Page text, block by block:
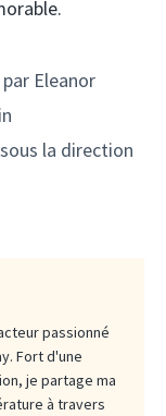
Eleanor
la direction
passionné
Fort d'une
je partage ma
à travers